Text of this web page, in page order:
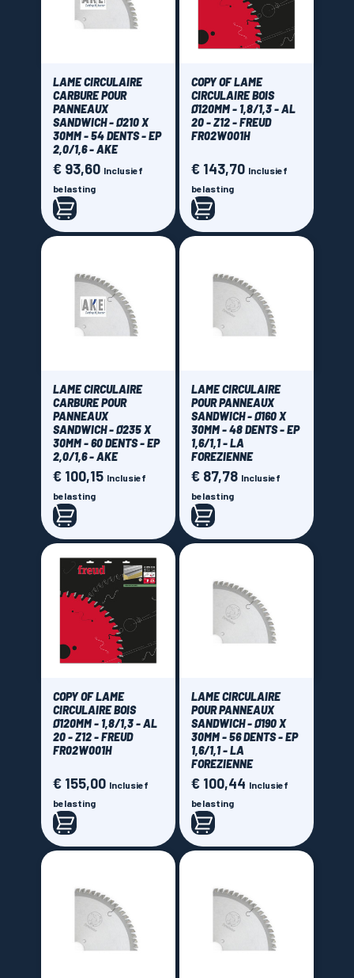
LAME CIRCULAIRE
CARBURE POUR
PANNEAUX
SANDWICH - Ø210 X
30MM - 54 DENTS - EP
2,0/1,6 - AKE
Prijs
€ 93,60 Inclusief
belasting
COPY OF LAME
CIRCULAIRE BOIS
Ø120MM - 1,8/1,3 - AL
20 - Z12 - FREUD
FR02W001H
Prijs
€ 143,70 Inclusief
belasting
LAME CIRCULAIRE
CARBURE POUR
PANNEAUX
SANDWICH - Ø235 X
30MM - 60 DENTS - EP
2,0/1,6 - AKE
Prijs
€ 100,15 Inclusief
belasting
LAME CIRCULAIRE
POUR PANNEAUX
SANDWICH - Ø160 X
30MM - 48 DENTS - EP
1,6/1,1 - LA
FOREZIENNE
Prijs
€ 87,78 Inclusief
belasting
COPY OF LAME
CIRCULAIRE BOIS
Ø120MM - 1,8/1,3 - AL
20 - Z12 - FREUD
FR02W001H
Prijs
€ 155,00 Inclusief
belasting
LAME CIRCULAIRE
POUR PANNEAUX
SANDWICH - Ø190 X
30MM - 56 DENTS - EP
1,6/1,1 - LA
FOREZIENNE
Prijs
€ 100,44 Inclusief
belasting